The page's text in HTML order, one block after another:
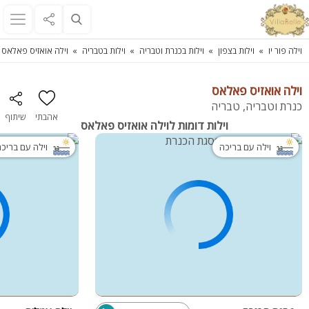
וילה פור יו וילות בצפון וילות בכנרת וטבריה וילות בטבריה וילה אואזיס פאלאס
וילה אואזיס פאלאס
כנרת וטבריה, טבריה
אהבתי שיתוף
וילות דומות לוילה אואזיס פאלאס
וילה עם בריכה וילה עם